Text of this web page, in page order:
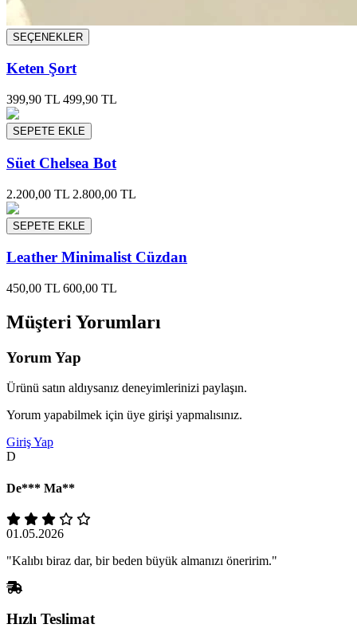
SEÇENEKLER
Keten Şort
399,90 TL 499,90 TL
SEPETE EKLE
Süet Chelsea Bot
2.200,00 TL 2.800,00 TL
SEPETE EKLE
Leather Minimalist Cüzdan
450,00 TL 600,00 TL
Müşteri Yorumları
Yorum Yap
Ürünü satın aldıysanız deneyimlerinizi paylaşın.
Yorum yapabilmek için üye girişi yapmalısınız.
Giriş Yap
D
De*** Ma**
01.05.2026
"Kalıbı biraz dar, bir beden büyük almanızı öneririm."
Hızlı Teslimat